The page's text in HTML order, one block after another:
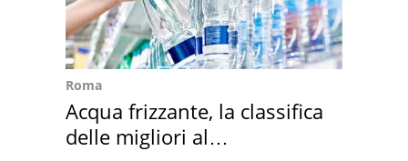
Roma
Acqua frizzante, la classifica
delle migliori al